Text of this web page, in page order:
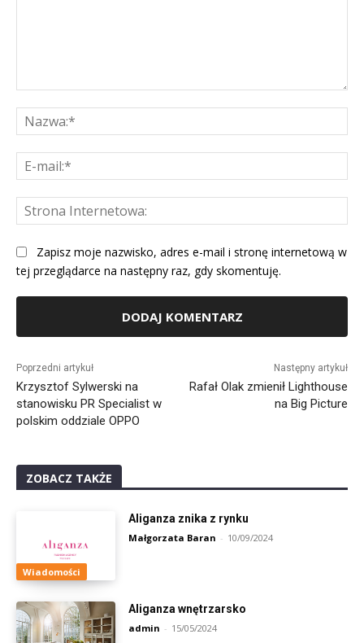
Zapisz moje nazwisko, adres e-mail i stronę internetową w
tej przeglądarce na następny raz, gdy skomentuję.
Poprzedni artykuł
Krzysztof Sylwerski na
stanowisku PR Specialist w
polskim oddziale OPPO
Następny artykuł
Rafał Olak zmienił Lighthouse
na Big Picture
ZOBACZ TAKŻE
Wiadomości
Aliganza znika z rynku
Małgorzata Baran - 10/09/2024
Aliganza wnętrzarsko
admin - 15/05/2024